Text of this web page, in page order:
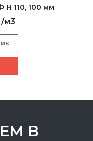
Н 110, 100 мм
/м3
В